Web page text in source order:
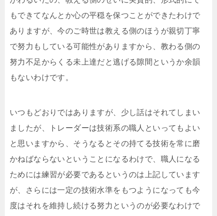
もできてなんとか心の平穏を保つことができたわけで
ありますが、今のご時世は教える側のほうが親切丁寧
で努力もしている可能性がありますから、教わる側の
努力不足からくる未上達だと逃げる隙間というか余韻
もないわけです。
いつもどおりではありますが、少し話はそれてしまい
ましたが、トレーダーは技術系の職人といってもよい
と思いますから、そうなるとその持てる技術を常に磨
かねばならないということになるわけで、職人になる
ためには練習が必要であるというのは上記しています
が、さらには一定の技術水準をもつようになっても今
度はそれを維持し続ける努力というのが必要なわけで